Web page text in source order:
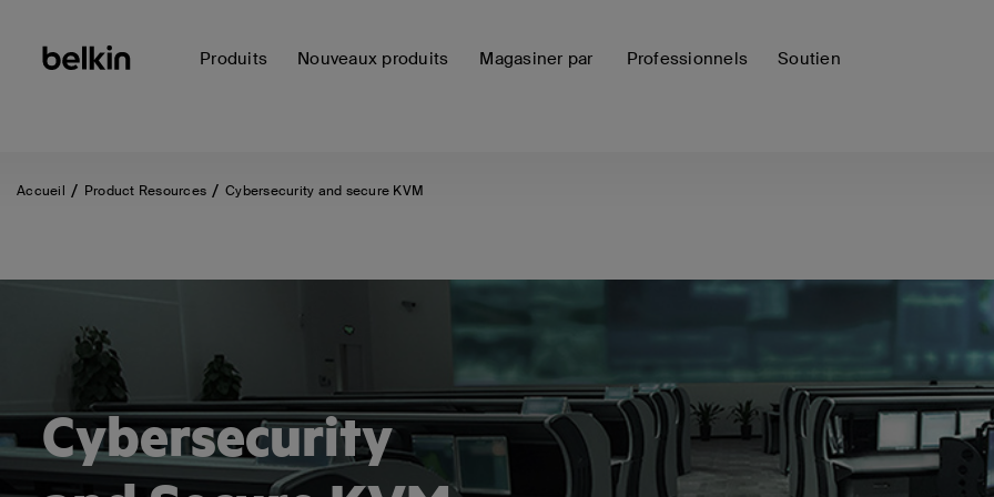
Produits Nouveaux produits Magasiner par Professionnels Soutien
Accueil Product Resources Cybersecurity and secure KVM
Cybersecurity